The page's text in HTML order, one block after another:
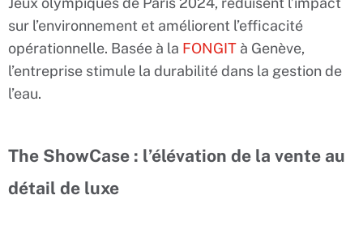
sur l’environnement et améliorent l’efficacité
opérationnelle. Basée à la FONGIT à Genève,
l’entreprise stimule la durabilité dans la gestion de
l’eau.
The ShowCase : l’élévation de la vente au
détail de luxe